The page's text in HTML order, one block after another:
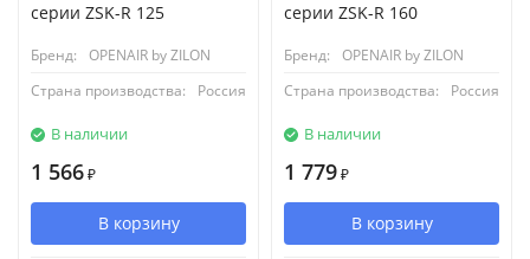
серии ZSK-R 125
Бренд:
OPENAIR by ZILON
Страна производства:
Россия
В наличии
1 566 ₽
В корзину
серии ZSK-R 160
Бренд:
OPENAIR by ZILON
Страна производства:
Россия
В наличии
1 779 ₽
В корзину